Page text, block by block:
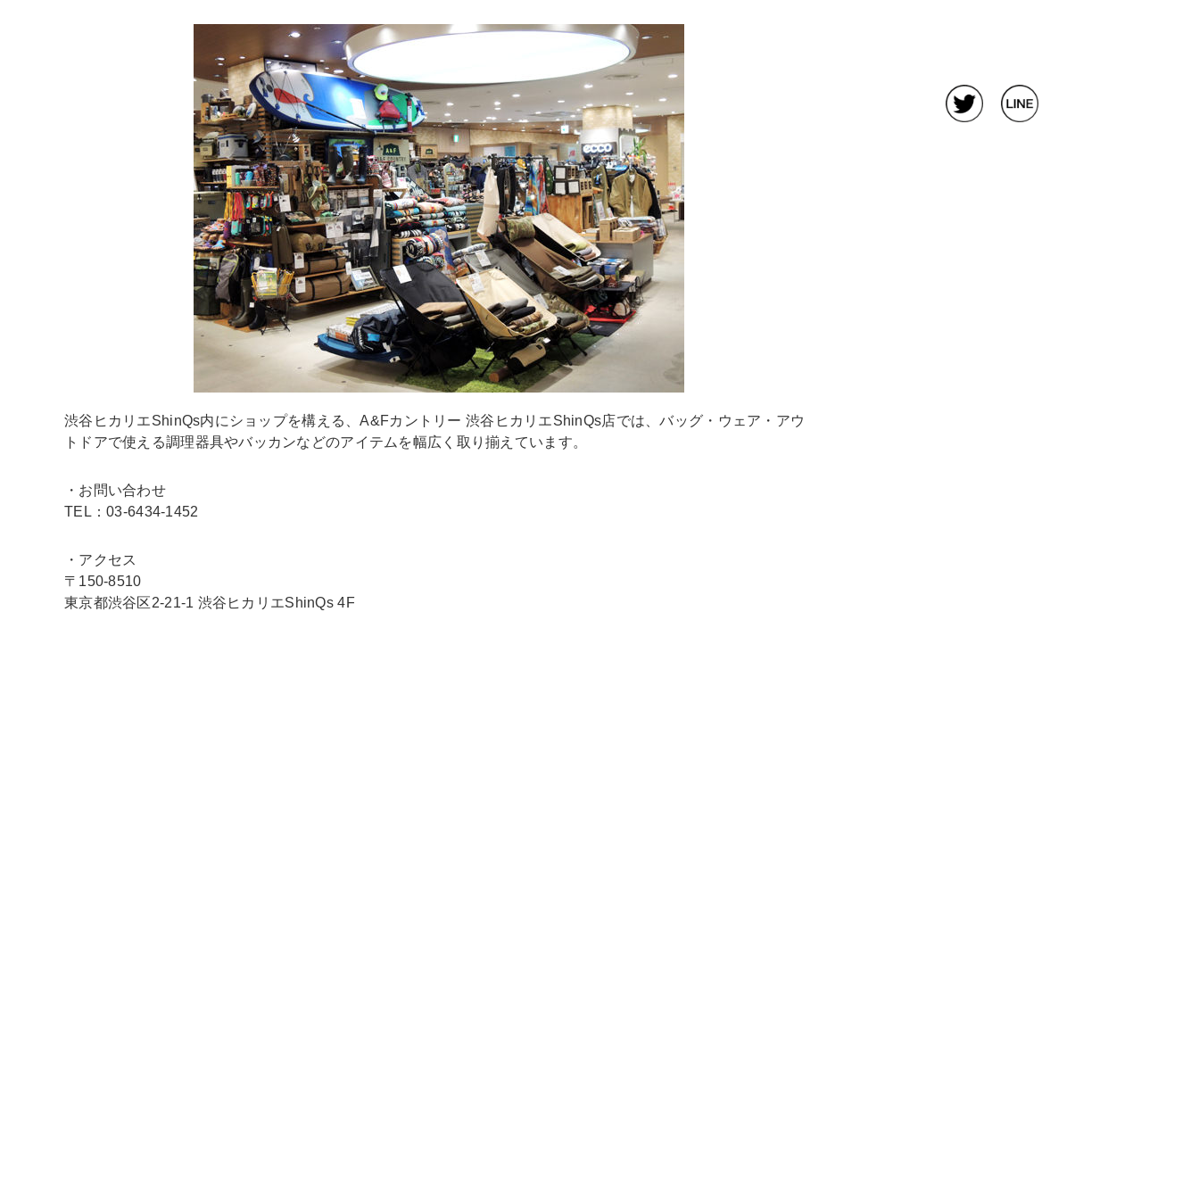
渋谷ヒカリエShinQs内にショップを構える、A&Fカントリー 渋谷ヒカリエShinQs店では、バッグ・ウェア・アウ
トドアで使える調理器具やバッカンなどのアイテムを幅広く取り揃えています。
・お問い合わせ
TEL：03-6434-1452
・アクセス
〒150-8510
東京都渋谷区2-21-1 渋谷ヒカリエShinQs 4F